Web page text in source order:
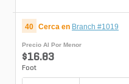
40 Cerca en Branch #1019
Precio Al Por Menor
$16.83
Foot